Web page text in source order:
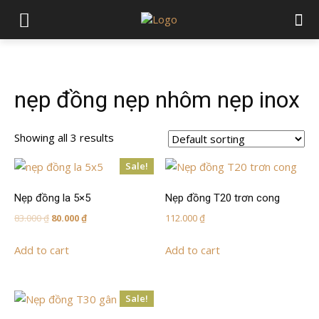
nẹp đồng nẹp nhôm nẹp inox
Showing all 3 results
Sale!
Nẹp đồng la 5×5
83.000₫ Original
was:
80.000₫Current
Add to cart
Nẹp đồng T20 trơn cong
112.000₫
Add to cart
Sale!